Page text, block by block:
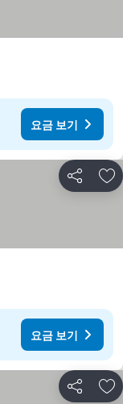
요금 보기
공유 즐
요금 보기
공유 즐